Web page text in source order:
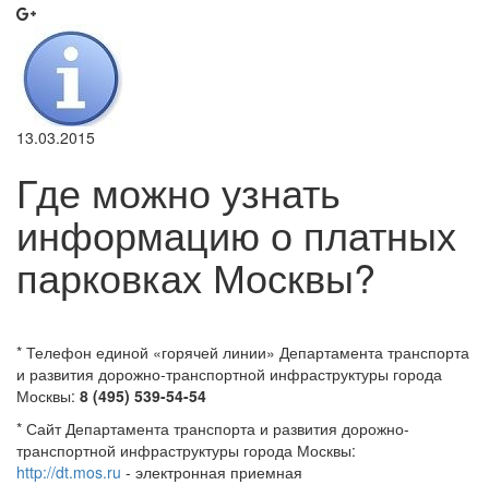
13.03.2015
Где можно узнать
информацию о платных
парковках Москвы?
* Телефон единой «горячей линии» Департамента транспорта
и развития дорожно-транспортной инфраструктуры города
Москвы: 8 (495) 539-54-54
* Сайт Департамента транспорта и развития дорожно-
транспортной инфраструктуры города Москвы:
http://dt.mos.ru - электронная приемная